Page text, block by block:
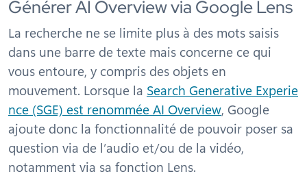
Générer AI Overview via Google Lens
La recherche ne se limite plus à des mots saisis
dans une barre de texte mais concerne ce qui
vous entoure, y compris des objets en
mouvement. Lorsque la Search Generative Experie
nce (SGE) est renommée AI Overview, Google
ajoute donc la fonctionnalité de pouvoir poser sa
question via de l’audio et/ou de la vidéo,
notamment via sa fonction Lens.